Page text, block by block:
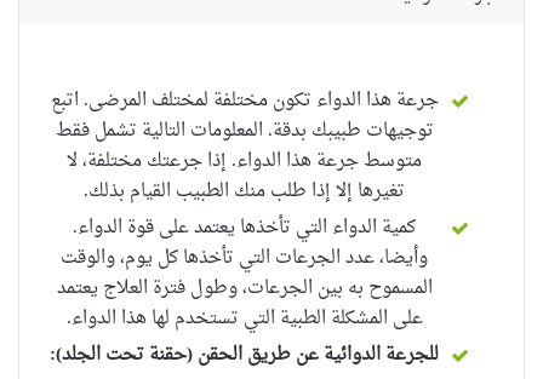
جرعة هذا الدواء تكون مختلفة لمختلف المرضى. اتبع
توجيهات طبيبك بدقة. المعلومات التالية تشمل فقط
متوسط ​​جرعة هذا الدواء. إذا جرعتك مختلفة، لا
تغيرها إلا إذا طلب منك الطبيب القيام بذلك.
كمية الدواء التي تأخذها يعتمد على قوة الدواء.
وأيضا، عدد الجرعات التي تأخذها كل يوم، والوقت
المسموح به بين الجرعات، وطول فترة العلاج يعتمد
على المشكلة الطبية التي تستخدم لها هذا الدواء.
للجرعة الدوائية عن طريق الحقن (حقنة تحت الجلد):